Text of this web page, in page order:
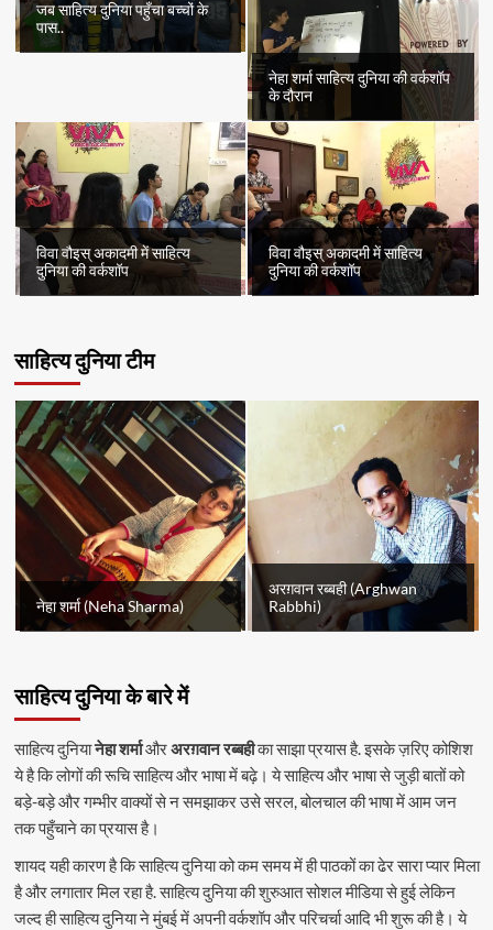
जब साहित्य दुनिया पहुँचा बच्चों के
पास..
नेहा शर्मा साहित्य दुनिया की वर्कशॉप
के दौरान
विवा वौइस् अकादमी में साहित्य
दुनिया की वर्कशॉप
विवा वौइस् अकादमी में साहित्य
दुनिया की वर्कशॉप
साहित्य दुनिया टीम
नेहा शर्मा (Neha Sharma)
अरग़वान रब्बही (Arghwan
Rabbhi)
साहित्य दुनिया के बारे में
साहित्य दुनियानेहा शर्माऔरअरग़वान रब्बहीका साझा प्रयास है. इसके ज़रिए कोशिश
ये है कि लोगों की रूचि साहित्य और भाषा में बढ़े। ये साहित्य और भाषा से जुड़ी बातों को
बड़े-बड़े और गम्भीर वाक्यों से न समझाकर उसे सरल, बोलचाल की भाषा में आम जन
तक पहुँचाने का प्रयास है।
शायद यही कारण है कि साहित्य दुनिया को कम समय में ही पाठकों का ढेर सारा प्यार मिला
है और लगातार मिल रहा है. साहित्य दुनिया की शुरुआत सोशल मीडिया से हुई लेकिन
जल्द ही साहित्य दुनिया ने मुंबई में अपनी वर्कशॉप और परिचर्चा आदि भी शुरू की है। ये